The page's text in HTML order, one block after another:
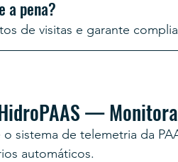
a pena?
de visitas e garante
—
o sistema de telemetria da
automáticos.